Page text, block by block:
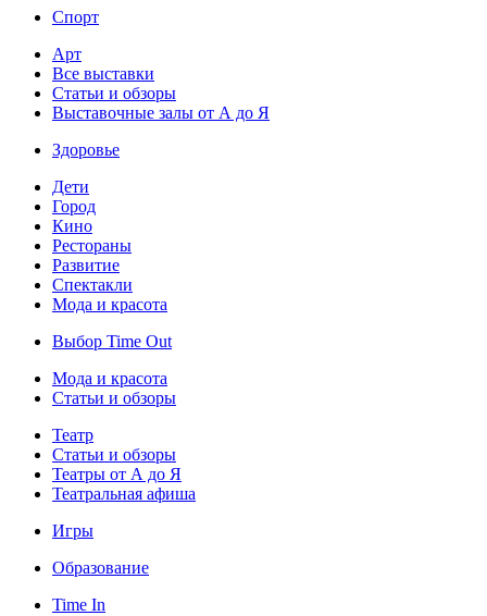
Спорт
Арт
Все выставки
Статьи и обзоры
Выставочные залы от А до Я
Здоровье
Дети
Город
Кино
Рестораны
Развитие
Спектакли
Мода и красота
Выбор Time Out
Мода и красота
Статьи и обзоры
Театр
Статьи и обзоры
Театры от А до Я
Театральная афиша
Игры
Образование
Time In